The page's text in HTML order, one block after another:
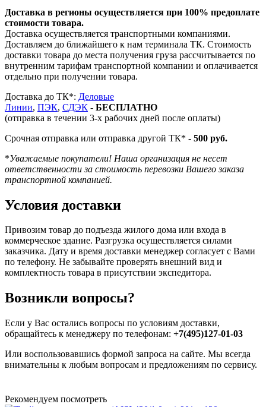
Доставка в регионы осуществляется при 100% предоплате
стоимости товара.
Доставка осуществляется транспортными компаниями.
Доставляем до ближайшего к нам терминала ТК. Стоимость
доставки товара до места получения груза рассчитывается по
внутренним тарифам транспортной компании и оплачивается
отдельно при получении товара.
Доставка до ТК*: Деловые
Линии, ПЭК, СДЭК - БЕСПЛАТНО
(отправка в течении 3-х рабочих дней после оплаты)
Срочная отправка или отправка другой ТК* - 500 руб.
*Уважаемые покупатели! Наша организация не несет
ответственности за стоимость перевозки Вашего заказа
транспортной компанией.
Условия доставки
Привозим товар до подъезда жилого дома или входа в
коммерческое здание. Разгрузка осуществляется силами
заказчика. Дату и время доставки менеджер согласует с Вами
по телефону. Не забывайте проверять внешний вид и
комплектность товара в присутствии экспедитора.
Возникли вопросы?
Если у Вас остались вопросы по условиям доставки,
обращайтесь к менеджеру по телефонам: +7(495)127-01-03
Или воспользовавшись формой запроса на сайте. Мы всегда
внимательны к любым вопросам и предложениям по сервису.
Рекомендуем посмотреть